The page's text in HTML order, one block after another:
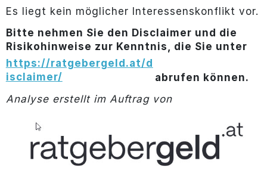
Es liegt kein möglicher Interessenskonflikt vor.
Bitte nehmen Sie den Disclaimer und die
Risikohinweise zur Kenntnis, die Sie unter
https://ratgebergeld.at/d
isclaimer/
abrufen können.
Analyse erstellt im Auftrag von